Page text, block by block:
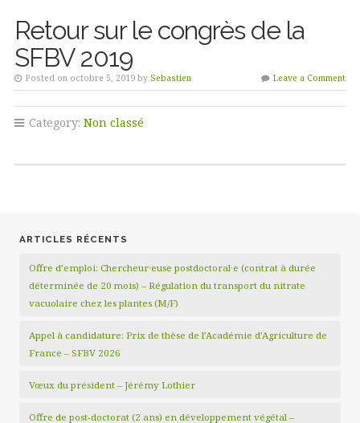
Retour sur le congrès de la
SFBV 2019
Posted on octobre 5, 2019 by Sebastien Leave a Comment
Category: Non classé
ARTICLES RÉCENTS
Offre d’emploi: Chercheur·euse postdoctoral·e (contrat à durée
déterminée de 20 mois) – Régulation du transport du nitrate
vacuolaire chez les plantes (M/F)
Appel à candidature: Prix de thèse de l’Académie d’Agriculture de
France – SFBV 2026
Vœux du président – Jérémy Lothier
Offre de post-doctorat (2 ans) en développement végétal –